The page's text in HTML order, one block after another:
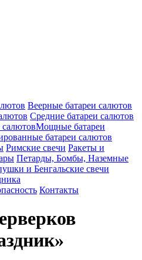
Веерные батареи салютов
Средние батареи салютов
батареи
батареи салютов
Римские свечи Ракеты и
Петарды, Бомбы, Наземные
и Бенгальские свечи
Контакты